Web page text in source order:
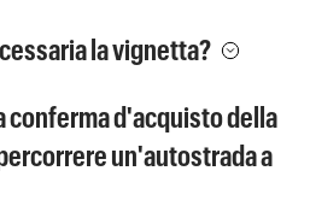
la vignetta?
conferma d'acquisto della
un'autostrada a